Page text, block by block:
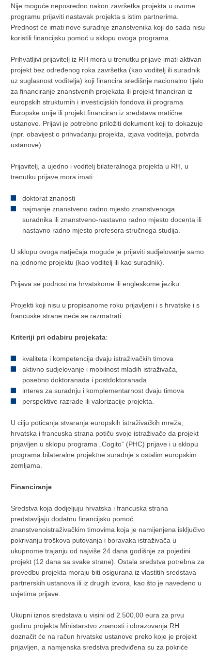
Nije moguće neposredno nakon završetka projekta u ovome
programu prijaviti nastavak projekta s istim partnerima.
Prednost će imati nove suradnje znanstvenika koji do sada nisu
koristili financijsku pomoć u sklopu ovoga programa.
Prihvatljivi prijavitelj iz RH mora u trenutku prijave imati aktivan
projekt bez određenog roka završetka (kao voditelj ili suradnik
uz suglasnost voditelja) koji financira središnje nacionalno tijelo
za financiranje znanstvenih projekata ili projekt financiran iz
europskih strukturnih i investicijskih fondova ili programa
Europske unije ili projekt financiran iz sredstava matične
ustanove. Prijavi je potrebno priložiti dokument koji to dokazuje
(npr. obavijest o prihvaćanju projekta, izjava voditelja, potvrda
ustanove).
Prijavitelj, a ujedno i voditelj bilateralnoga projekta u RH, u
trenutku prijave mora imati:
doktorat znanosti
najmanje znanstveno radno mjesto znanstvenoga
suradnika ili znanstveno-nastavno radno mjesto docenta ili
nastavno radno mjesto profesora stručnoga studija.
U sklopu ovoga natječaja moguće je prijaviti sudjelovanje samo
na jednome projektu (kao voditelj ili kao suradnik).
Prijava se podnosi na hrvatskome ili engleskome jeziku.
Projekti koji nisu u propisanome roku prijavljeni i s hrvatske i s
francuske strane neće se razmatrati.
Kriteriji pri odabiru projekata:
kvaliteta i kompetencija dvaju istraživačkih timova
aktivno sudjelovanje i mobilnost mladih istraživača,
posebno doktoranada i postdoktoranada
interes za suradnju i komplementarnost dvaju timova
perspektive razrade ili valorizacije projekta.
U cilju poticanja stvaranja europskih istraživačkih mreža,
hrvatska i francuska strana potiču svoje istraživače da projekt
prijavljen u sklopu programa „Cogito“ (PHC) prijave i u sklopu
programa bilateralne projektne suradnje s ostalim europskim
zemljama.
Financiranje
Sredstva koja dodjeljuju hrvatska i francuska strana
predstavljaju dodatnu financijsku pomoć
znanstvenoistraživačkim timovima koja je namijenjena isključivo
pokrivanju troškova putovanja i boravaka istraživača u
ukupnome trajanju od najviše 24 dana godišnje za pojedini
projekt (12 dana sa svake strane). Ostala sredstva potrebna za
provedbu projekta moraju biti osigurana iz vlastitih sredstava
partnerskih ustanova ili iz drugih izvora, kao što je navedeno u
uvjetima prijave.
Ukupni iznos sredstava u visini od 2.500,00 eura za prvu
godinu projekta Ministarstvo znanosti i obrazovanja RH
doznačit će na račun hrvatske ustanove preko koje je projekt
prijavljen, a namjenska sredstva predviđena su za pokriće